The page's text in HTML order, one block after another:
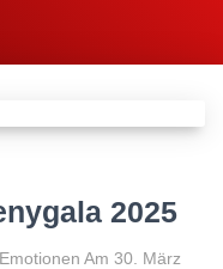
2025
Am 30. März